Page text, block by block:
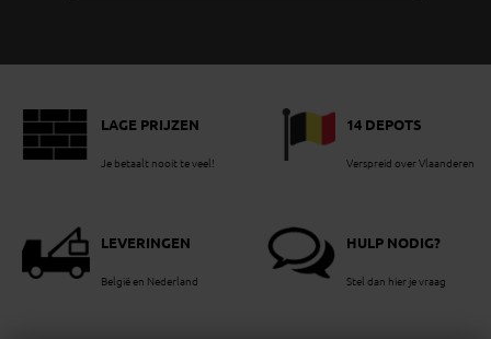
LAGE PRIJZEN
Je betaalt nooit te veel!
14 DEPOTS
Verspreid over Vlaanderen
LEVERINGEN
België en Nederland
HULP NODIG?
Stel dan hier je vraag